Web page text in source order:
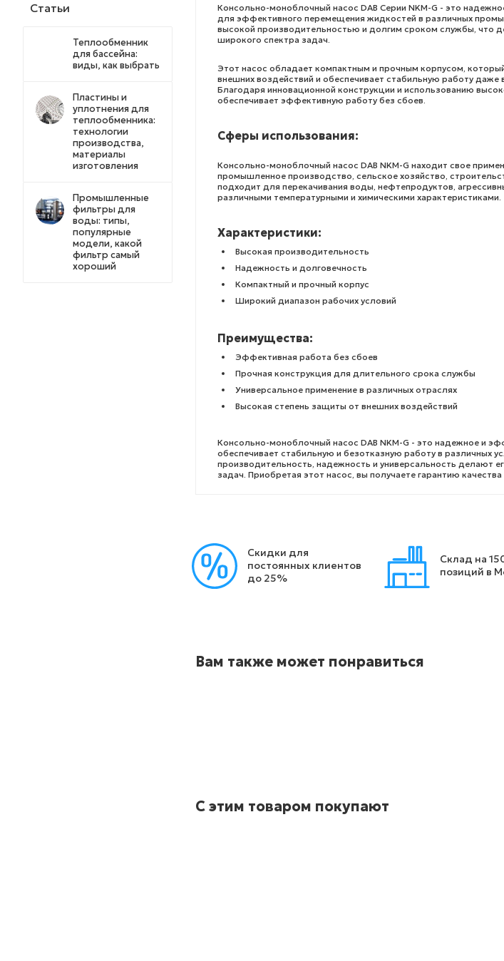
Консольно-моноблочный насос DAB Серии NKM-G - это
для эффективного перемещения жидкостей в различных
высокой производительностью и долгим сроком службы, что
широкого спектра задач.
Этот насос обладает компактным и прочным корпусом,
внешних воздействий и обеспечивает стабильную работу даже
Благодаря инновационной конструкции и использованию
обеспечивает эффективную работу без сбоев.
Сферы использования:
Консольно-моноблочный насос DAB NKM-G находит свое
промышленное производство, сельское хозяйство,
подходит для перекачивания воды, нефтепродуктов,
различными температурными и химическими характеристиками.
Характеристики:
Высокая производительность
Надежность и долговечность
Компактный и прочный корпус
Широкий диапазон рабочих условий
Преимущества:
Эффективная работа без сбоев
Прочная конструкция для длительного срока службы
Универсальное применение в различных отраслях
Высокая степень защиты от внешних воздействий
Консольно-моноблочный насос DAB NKM-G - это надежное и
обеспечивает стабильную и безотказную работу в различных
производительность, надежность и универсальность делают
задач. Приобретая этот насос, вы получаете гарантию
Скидки для
постоянных клиентов
до 25%
Склад на
позиций в
Вам также может понравиться
С этим товаром покупают
Статьи
Теплообменник
для бассейна:
виды, как выбрать
Пластины и
уплотнения для
теплообменника:
технологии
производства,
материалы
изготовления
Промышленные
фильтры для
воды: типы,
популярные
модели, какой
фильтр самый
хороший